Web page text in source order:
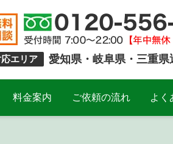
エリア 愛知県・岐阜県・三重県
料金案内 ご依頼の流れ よく